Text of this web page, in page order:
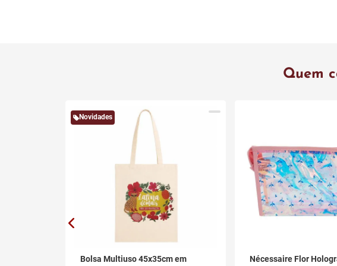
Quem
Novidades
Bolsa Multiuso 45x35cm em
Nécessaire Flor